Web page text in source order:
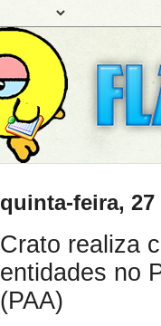
quinta-feira, 27
Crato realiza
entidades no
(PAA)